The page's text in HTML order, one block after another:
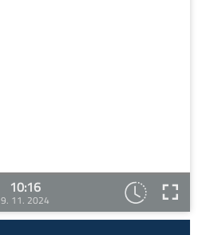
10:16
9. 11. 2024